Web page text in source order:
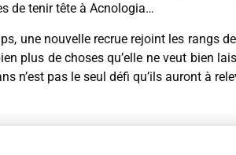
de tenir tête à Acnologia…
une nouvelle recrue rejoint les rangs
plus de choses qu’elle ne veut bien
n’est pas le seul défi qu’ils auront à